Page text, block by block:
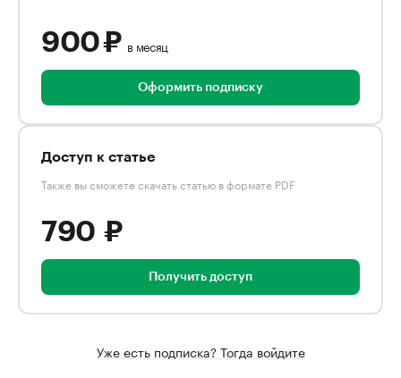
900 ₽ в месяц
Оформить подписку
Доступ к статье
Также вы сможете скачать статью в формате PDF
790 ₽
Получить доступ
Уже есть подписка? Тогда войдите